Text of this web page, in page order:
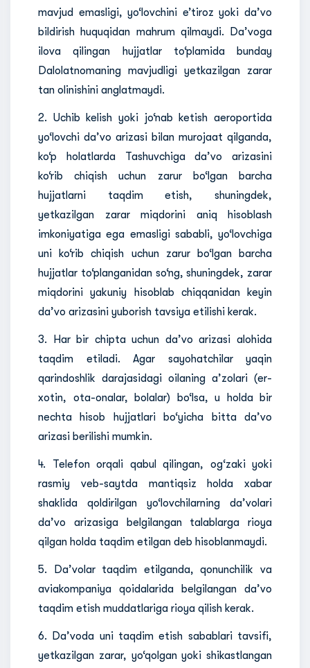
mavjud emasligi, yo‘lovchini e’tiroz yoki da’vo
bildirish huquqidan mahrum qilmaydi. Da’voga
ilova qilingan hujjatlar to‘plamida bunday
Dalolatnomaning mavjudligi yetkazilgan zarar
tan olinishini anglatmaydi.
2. Uchib kelish yoki jo‘nab ketish aeroportida
yo‘lovchi da’vo arizasi bilan murojaat qilganda,
ko‘p holatlarda Tashuvchiga da’vo arizasini
ko‘rib chiqish uchun zarur bo‘lgan barcha
hujjatlarni taqdim etish, shuningdek,
yetkazilgan zarar miqdorini aniq hisoblash
imkoniyatiga ega emasligi sababli, yo‘lovchiga
uni ko‘rib chiqish uchun zarur bo‘lgan barcha
hujjatlar to‘planganidan so‘ng, shuningdek, zarar
miqdorini yakuniy hisoblab chiqqanidan keyin
da’vo arizasini yuborish tavsiya etilishi kerak.
3. Har bir chipta uchun da’vo arizasi alohida
taqdim etiladi. Agar sayohatchilar yaqin
qarindoshlik darajasidagi oilaning a’zolari (er-
xotin, ota-onalar, bolalar) bo‘lsa, u holda bir
nechta hisob hujjatlari bo‘yicha bitta da’vo
arizasi berilishi mumkin.
4. Telefon orqali qabul qilingan, og‘zaki yoki
rasmiy veb-saytda mantiqsiz holda xabar
shaklida qoldirilgan yo‘lovchilarning da’volari
da’vo arizasiga belgilangan talablarga rioya
qilgan holda taqdim etilgan deb hisoblanmaydi.
5. Da’volar taqdim etilganda, qonunchilik va
aviakompaniya qoidalarida belgilangan da’vo
taqdim etish muddatlariga rioya qilish kerak.
6. Da’voda uni taqdim etish sabablari tavsifi,
yetkazilgan zarar, yo‘qolgan yoki shikastlangan